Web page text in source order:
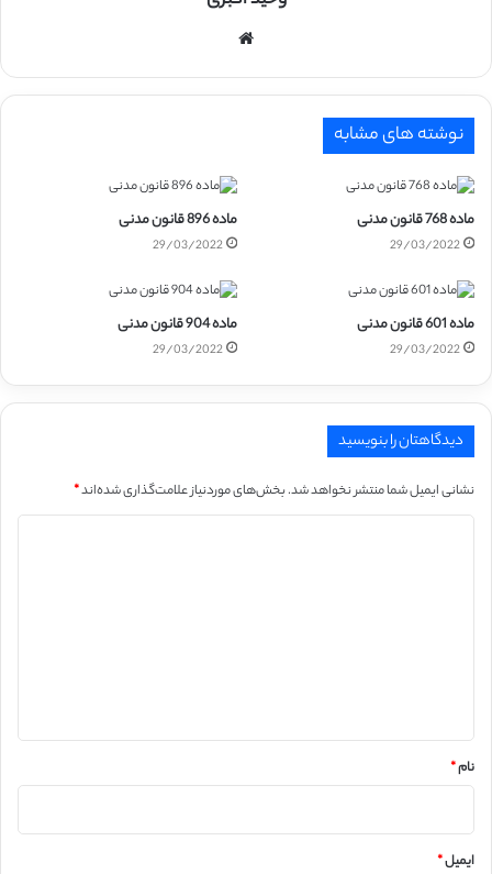
نوشته های مشابه
ماده 768 قانون مدنی
29/03/2022
ماده 896 قانون مدنی
29/03/2022
ماده 601 قانون مدنی
29/03/2022
ماده 904 قانون مدنی
29/03/2022
دیدگاهتان را بنویسید
نشانی ایمیل شما منتشر نخواهد شد.بخش‌های موردنیاز علامت‌گذاری شده‌اند*
نام*
ایمیل*